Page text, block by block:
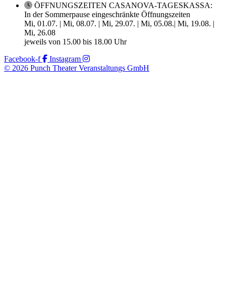
ÖFFNUNGSZEITEN CASANOVA-TAGESKASSA:
In der Sommerpause eingeschränkte Öffnungszeiten
Mi, 01.07. | Mi, 08.07. | Mi, 29.07. | Mi, 05.08.| Mi, 19.08. |
Mi, 26.08
jeweils von 15.00 bis 18.00 Uhr
Facebook-f
Instagram
© 2026 Punch Theater Veranstaltungs GmbH